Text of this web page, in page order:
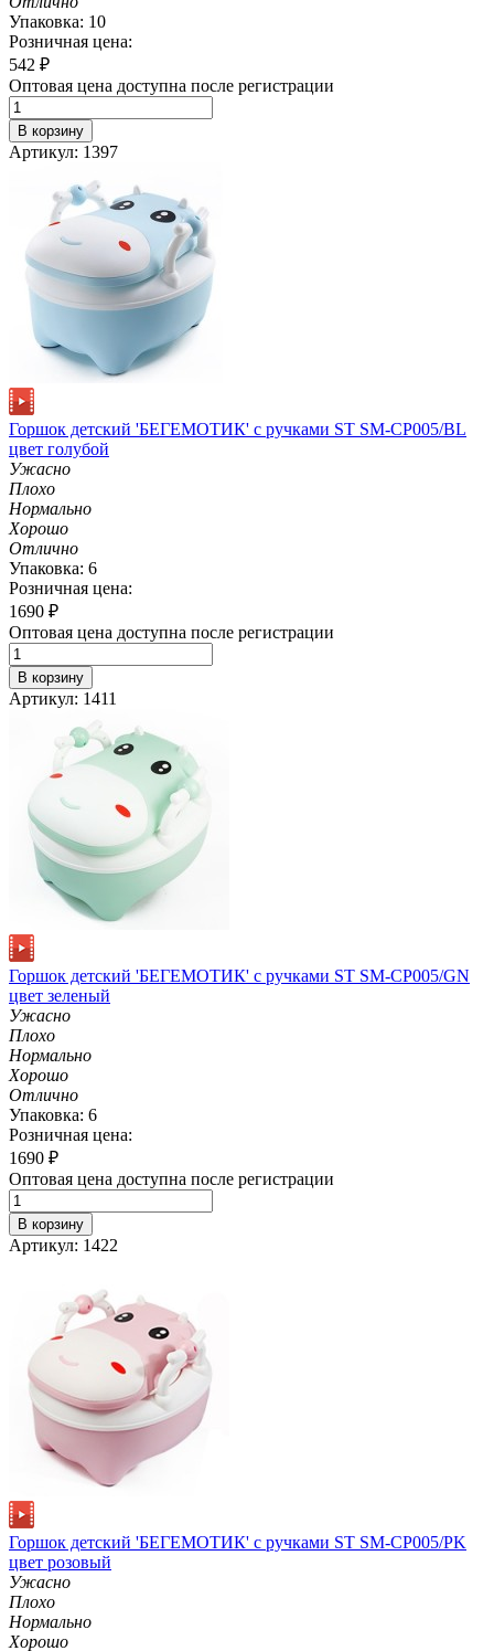
Упаковка: 10
Розничная цена:
542 ₽
Оптовая цена доступна после регистрации
В корзину
Артикул: 1397
Горшок детский 'БЕГЕМОТИК' с ручками ST SM-CP005/BL
цвет голубой
Ужасно
Плохо
Нормально
Хорошо
Отлично
Упаковка: 6
Розничная цена:
1690 ₽
Оптовая цена доступна после регистрации
В корзину
Артикул: 1411
Горшок детский 'БЕГЕМОТИК' с ручками ST SM-CP005/GN
цвет зеленый
Ужасно
Плохо
Нормально
Хорошо
Отлично
Упаковка: 6
Розничная цена:
1690 ₽
Оптовая цена доступна после регистрации
В корзину
Артикул: 1422
Горшок детский 'БЕГЕМОТИК' с ручками ST SM-CP005/PK
цвет розовый
Ужасно
Плохо
Нормально
Хорошо